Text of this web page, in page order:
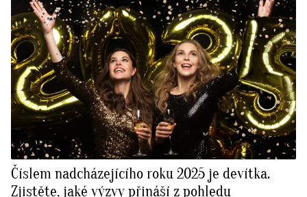
Číslem nadcházejícího roku 2025 je devítka.
Zjistěte, jaké výzvy přináší z pohledu